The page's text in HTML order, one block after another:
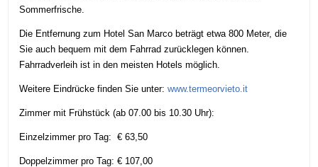
Sommerfrische.
Die Entfernung zum Hotel San Marco beträgt etwa 800 Meter, die
Sie auch bequem mit dem Fahrrad zurücklegen können.
Fahrradverleih ist in den meisten Hotels möglich.
Weitere Eindrücke finden Sie unter:www.termeorvieto.it
Zimmer mit Frühstück (ab 07.00 bis 10.30 Uhr):
Einzelzimmer pro Tag: € 63,50
Doppelzimmer pro Tag: € 107,00